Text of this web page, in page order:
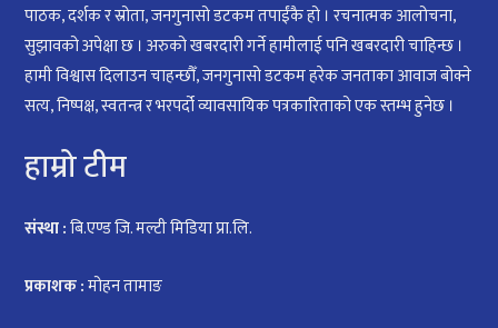
पाठक, दर्शक र स्रोता, जनगुनासो डटकम तपाईंकै हो । रचनात्मक आलोचना,
सुझावको अपेक्षा छ । अरुको खबरदारी गर्ने हामीलाई पनि खबरदारी चाहिन्छ ।
हामी विश्वास दिलाउन चाहन्छौँ, जनगुनासो डटकम हरेक जनताका आवाज बोक्ने
सत्य, निष्पक्ष, स्वतन्त्र र भरपर्दो व्यावसायिक पत्रकारिताको एक स्तम्भ हुनेछ ।
हाम्रो टीम
संस्था :बि.एण्ड जि. मल्टी मिडिया प्रा.लि.
प्रकाशक :मोहन तामाङ